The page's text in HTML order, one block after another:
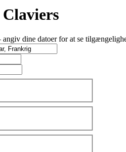
dine datoer for at se